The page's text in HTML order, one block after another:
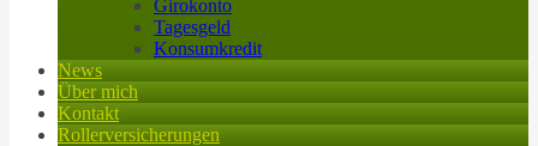
Girokonto
Tagesgeld
Konsumkredit
News
Über mich
Kontakt
Rollerversicherungen